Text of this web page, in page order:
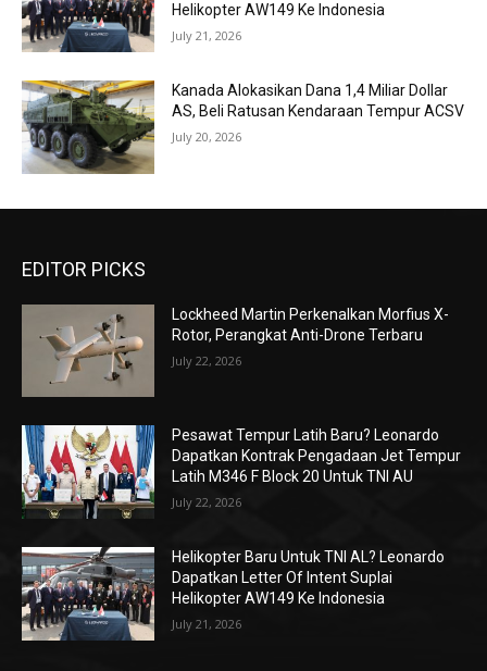
Helikopter AW149 Ke Indonesia
July 21, 2026
Kanada Alokasikan Dana 1,4 Miliar Dollar
AS, Beli Ratusan Kendaraan Tempur ACSV
July 20, 2026
EDITOR PICKS
Lockheed Martin Perkenalkan Morfius X-
Rotor, Perangkat Anti-Drone Terbaru
July 22, 2026
Pesawat Tempur Latih Baru? Leonardo
Dapatkan Kontrak Pengadaan Jet Tempur
Latih M346 F Block 20 Untuk TNI AU
July 22, 2026
Helikopter Baru Untuk TNI AL? Leonardo
Dapatkan Letter Of Intent Suplai
Helikopter AW149 Ke Indonesia
July 21, 2026